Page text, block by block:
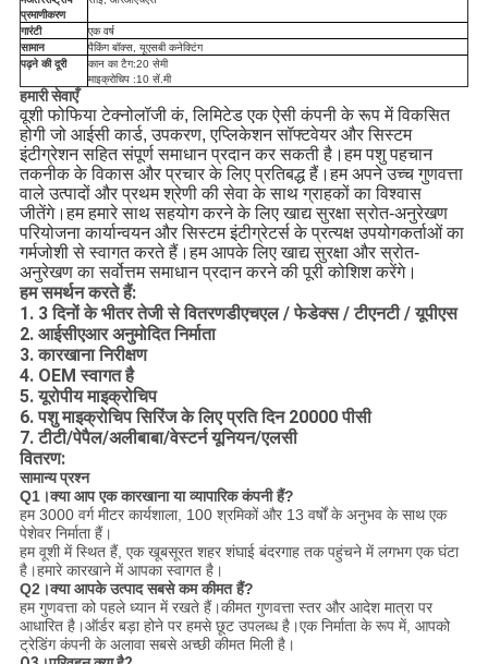
प्रमाणीकरण
गारंटी
एक वर्ष
सामान
पैकिंग बॉक्स, यूएसबी कनेक्टिंग
पढ़ने की दूरी
कान का टैग:20 सेमी
माइक्रोचिप :10 सें.मी
हमारी सेवाएँ
वूशी फोफिया टेक्नोलॉजी कं, लिमिटेड एक ऐसी कंपनी के रूप में विकसित
होगी जो आईसी कार्ड, उपकरण, एप्लिकेशन सॉफ्टवेयर और सिस्टम
इंटीग्रेशन सहित संपूर्ण समाधान प्रदान कर सकती है।हम पशु पहचान
तकनीक के विकास और प्रचार के लिए प्रतिबद्ध हैं।हम अपने उच्च गुणवत्ता
वाले उत्पादों और प्रथम श्रेणी की सेवा के साथ ग्राहकों का विश्वास
जीतेंगे।हम हमारे साथ सहयोग करने के लिए खाद्य सुरक्षा स्रोत-अनुरेखण
परियोजना कार्यान्वयन और सिस्टम इंटीग्रेटर्स के प्रत्यक्ष उपयोगकर्ताओं का
गर्मजोशी से स्वागत करते हैं।हम आपके लिए खाद्य सुरक्षा और स्रोत-
अनुरेखण का सर्वोत्तम समाधान प्रदान करने की पूरी कोशिश करेंगे।
हम समर्थन करते हैं:
1. 3 दिनों के भीतर तेजी से वितरणडीएचएल / फेडेक्स / टीएनटी / यूपीएस
2. आईसीएआर अनुमोदित निर्माता
3. कारखाना निरीक्षण
4. OEM स्वागत है
5. यूरोपीय माइक्रोचिप
6. पशु माइक्रोचिप सिरिंज के लिए प्रति दिन 20000 पीसी
7. टीटी/पेपैल/अलीबाबा/वेस्टर्न यूनियन/एलसी
वितरण:
सामान्य प्रश्न
Q1।क्या आप एक कारखाना या व्यापारिक कंपनी हैं?
हम 3000 वर्ग मीटर कार्यशाला, 100 श्रमिकों और 13 वर्षों के अनुभव के साथ एक
पेशेवर निर्माता हैं।
हम वूशी में स्थित हैं, एक खूबसूरत शहर शंघाई बंदरगाह तक पहुंचने में लगभग एक घंटा
है।हमारे कारखाने में आपका स्वागत है।
Q2।क्या आपके उत्पाद सबसे कम कीमत हैं?
हम गुणवत्ता को पहले ध्यान में रखते हैं।कीमत गुणवत्ता स्तर और आदेश मात्रा पर
आधारित है।ऑर्डर बड़ा होने पर हमसे छूट उपलब्ध है।एक निर्माता के रूप में, आपको
ट्रेडिंग कंपनी के अलावा सबसे अच्छी कीमत मिली है।